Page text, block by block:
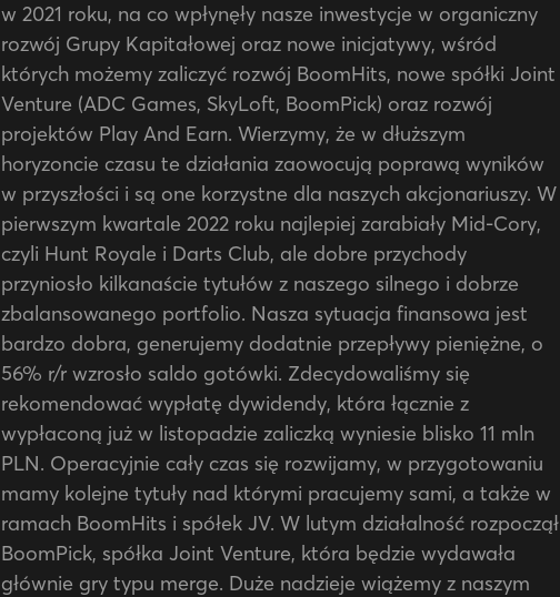
w 2021 roku, na co wpłynęły nasze inwestycje w organiczny
rozwój Grupy Kapitałowej oraz nowe inicjatywy, wśród
których możemy zaliczyć rozwój BoomHits, nowe spółki Joint
Venture (ADC Games, SkyLoft, BoomPick) oraz rozwój
projektów Play And Earn. Wierzymy, że w dłuższym
horyzoncie czasu te działania zaowocują poprawą wyników
w przyszłości i są one korzystne dla naszych akcjonariuszy. W
pierwszym kwartale 2022 roku najlepiej zarabiały Mid-Cory,
czyli Hunt Royale i Darts Club, ale dobre przychody
przyniosło kilkanaście tytułów z naszego silnego i dobrze
zbalansowanego portfolio. Nasza sytuacja finansowa jest
bardzo dobra, generujemy dodatnie przepływy pieniężne, o
56% r/r wzrosło saldo gotówki. Zdecydowaliśmy się
rekomendować wypłatę dywidendy, która łącznie z
wypłaconą już w listopadzie zaliczką wyniesie blisko 11 mln
PLN. Operacyjnie cały czas się rozwijamy, w przygotowaniu
mamy kolejne tytuły nad którymi pracujemy sami, a także w
ramach BoomHits i spółek JV. W lutym działalność rozpoczął
BoomPick, spółka Joint Venture, która będzie wydawała
głównie gry typu merge. Duże nadzieje wiążemy z naszym